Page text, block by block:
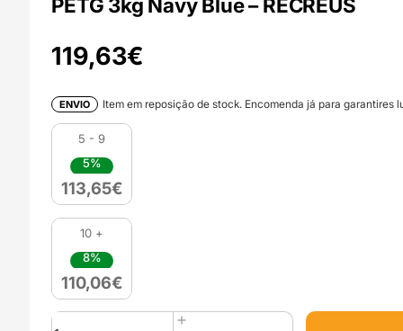
119,63€
ENVIO Item em reposição de stock. Encomenda já para garantires
5 - 9
5%
113,65€
10 +
8%
110,06€
Quantidade